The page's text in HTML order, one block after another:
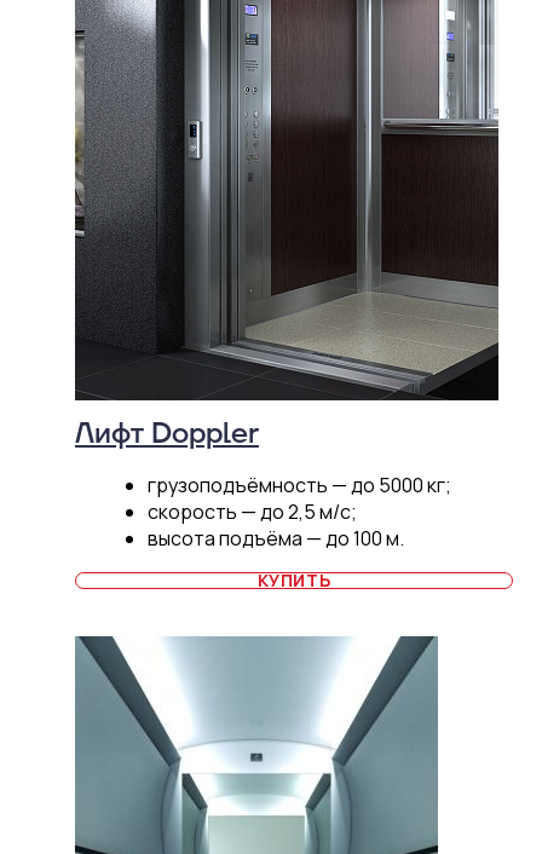
Лифт Doppler
грузоподъёмность — до 5000 кг;
скорость — до 2,5 м/с;
высота подъёма — до 100 м.
КУПИТЬ